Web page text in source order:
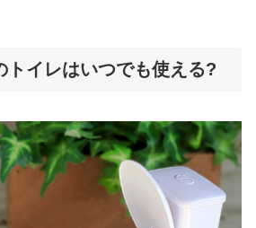
トイレはいつでも使える?